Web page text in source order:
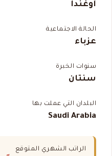
أوغندا
الحالة الاجتماعية
عزباء
سنوات الخبرة
سنتان
البلدان التي عملت بها
Saudi Arabia
الراتب الشهري المتوقع